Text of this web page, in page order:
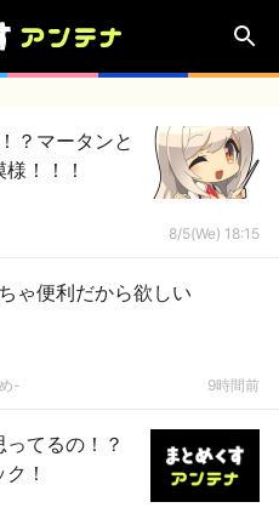
？マータンと
！！！
8/5(We) 18:15
ゃ便利だから欲しい
- 9時間前
てるの！？
！